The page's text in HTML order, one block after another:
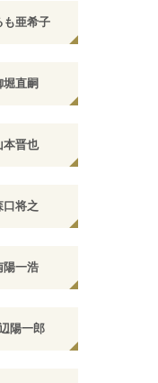
も亜希子
堀直嗣
本晋也
口将之
陽一浩
陽一郎